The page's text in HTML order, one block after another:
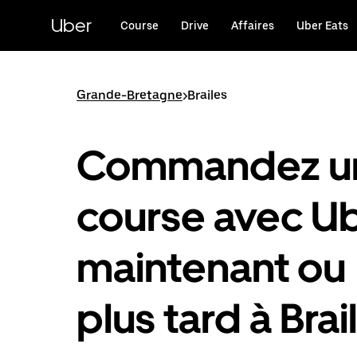
principal
Uber Course Drive Affaires Uber Eats
Grande-Bretagne>Brailes
Commandez
course avec
maintenant ou
plus tard à